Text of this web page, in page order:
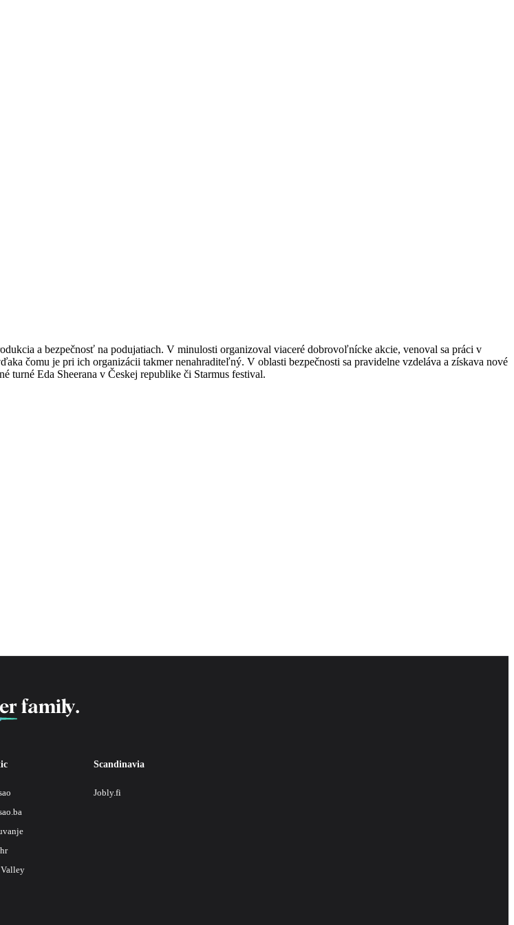
a bezpečnosť na podujatiach. ​V minulosti organizoval viaceré dobrovoľnícke akcie, venoval sa práci v
čomu je pri ich organizácii takmer nenahraditeľný.​ V oblasti bezpečnosti sa pravidelne vzdeláva a získava nové
turné Eda Sheerana v Českej republike či Starmus festival.​
family.
Scandinavia
Jobly.fi